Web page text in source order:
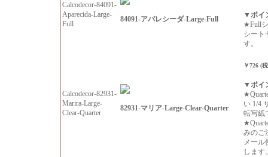
Calcodecor-84091-
Aparecida-Large-
Full
84091-アパレシーダ-Large-Full
▼ポイ
★Full
シート
す。
Calcodecor-82931-
Marira-Large-
Clear-Quarter
82931-マリア-Large-Clear-Quarter
￥726 (
▼ポイ
い 1/4
転写紙
みのご
メール
します